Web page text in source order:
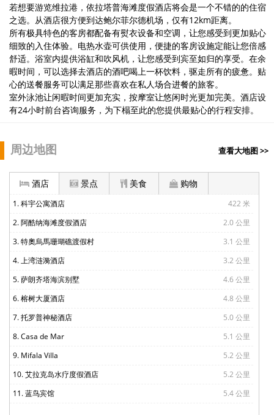
若想要游览维拉港，依拉塔普海滩度假酒店将会是一个不错的的住宿
之选。从酒店很方便到达鲍尔菲尔德机场，仅有12km距离。
所有极具特色的客房都配备有熨衣设备和空调，让您感受到更加贴心
细致的入住体验。电热水壶可供使用，便捷的客房设施定能让您倍感
舒适。浴室内提供浴缸和吹风机，让您感受到宾至如归的享受。在余
暇时间，可以选择去酒店的酒吧喝上一杯饮料，驱走所有的疲惫。贴
心的送餐服务可以满足那些喜欢在私人场合进餐的旅客。
室外泳池让闲暇时间更加充实，按摩室让悠闲时光更加完美。酒店设
有24小时前台咨询服务，为下榻至此的您提供最贴心的行程安排。
周边地图 查看大地图 >>
酒店 景点 美食 购物
1. 科宇公寓酒店
422 米
2. 阿酷纳海滩度假酒店
2.0 公里
3. 特奧烏馬珊瑚礁渡假村
3.1 公里
4. 上湾涟漪酒店
3.2 公里
5. 萨朗齐塔海滨别墅
4.6 公里
6. 榕树大厦酒店
4.8 公里
7. 托罗普神秘酒店
5.0 公里
8. Casa de Mar
5.1 公里
9. Mifala Villa
5.2 公里
10. 艾拉克岛水疗度假酒店
5.2 公里
11. 蓝鸟宾馆
5.4 公里